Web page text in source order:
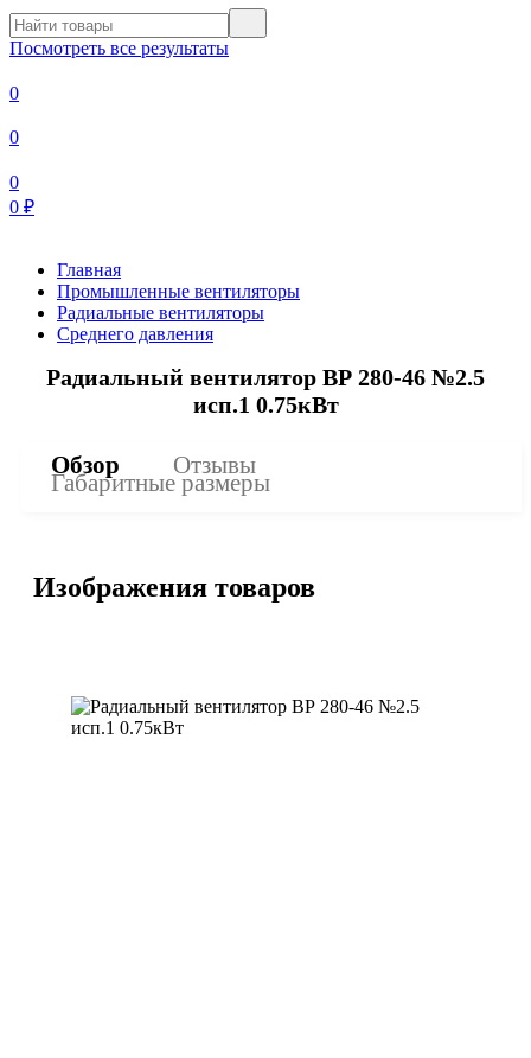
Посмотреть все результаты
0
0
0
0 ₽
Главная
Промышленные вентиляторы
Радиальные вентиляторы
Среднего давления
Радиальный вентилятор ВР 280-46 №2.5
исп.1 0.75кВт
Обзор Отзывы
Габаритные размеры
Изображения товаров